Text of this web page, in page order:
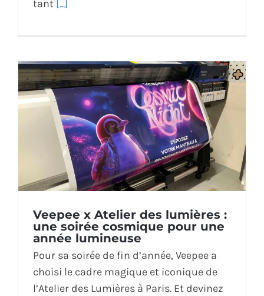
tant [...]
Veepee x Atelier des lumières :
une soirée cosmique pour une
année lumineuse
Pour sa soirée de fin d’année, Veepee a
choisi le cadre magique et iconique de
l’Atelier des Lumières à Paris. Et devinez